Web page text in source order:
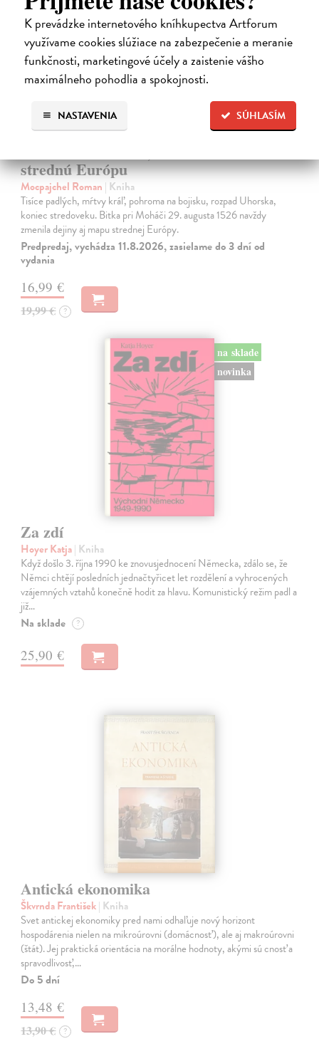
K prevádzke internetového kníhkupectva Artforum
využívame cookies slúžiace na zabezpečenie a meranie
funkčnosti, marketingové účely a zaistenie vášho
maximálneho pohodlia a spokojnosti.
SÚHLASÍM
NASTAVENIA
strednú Európu
Mocpajchel Roman | Kniha
Tisíce padlých, mŕtvy kráľ, pohroma na bojisku, rozpad Uhorska,
koniec stredoveku. Bitka pri Moháči 29. augusta 1526 navždy
zmenila dejiny aj mapu strednej Európy.
Predpredaj, vychádza 11.8.2026, zasielame do 3 dní od
vydania
16,99 €
19,99 € ?
na sklade
novinka
Za zdí
Hoyer Katja| Kniha
Když došlo 3. října 1990 ke znovusjednocení Německa, zdálo se, že
Němci chtějí posledních jednačtyřicet let rozdělení a vyhrocených
vzájemných vztahů konečně hodit za hlavu. Komunistický režim padl a
již…
Na sklade ?
25,90 €
Antická ekonomika
Škvrnda František| Kniha
Svet antickej ekonomiky pred nami odhaľuje nový horizont
hospodárenia nielen na mikroúrovni (domácnosť), ale aj makroúrovni
(štát). Jej praktická orientácia na morálne hodnoty, akými sú cnosť a
spravodlivosť,…
Do 5 dní
13,48 €
13,90 € ?